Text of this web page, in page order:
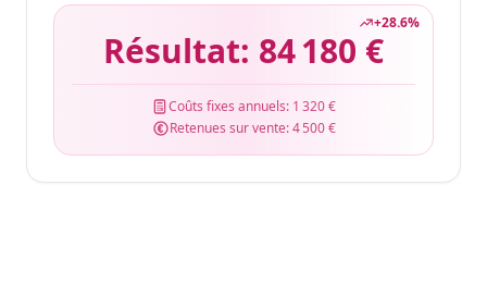
+28.6%
Résultat: 84 180 €
Coûts fixes annuels: 1 320 €
Retenues sur vente:4 500 €